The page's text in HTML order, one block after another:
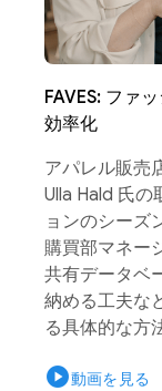
FAVES: ファ
効率化
アパレル販売
Ulla Hald 氏の
ョンのシーズ
購買部マネー
共有データベ
納める工夫な
る具体的な方
play_circle動画を見る